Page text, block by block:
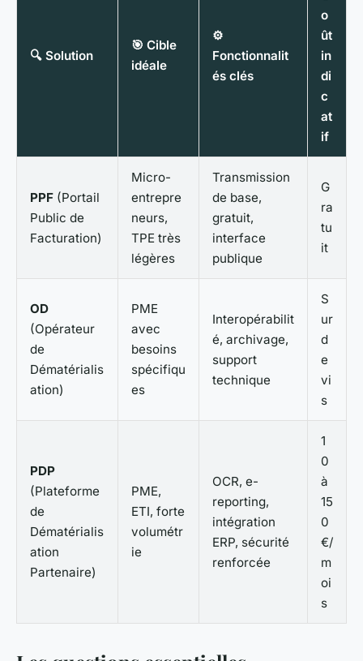
🔍 Solution
🎯 Cible
idéale
⚙️
Fonctionnalit
és clés
o
ût
in
di
c
at
if
PPF (Portail
Public de
Facturation)
Micro-
entrepre
neurs,
TPE très
légères
Transmission
de base,
gratuit,
interface
publique
G
ra
tu
it
OD
(Opérateur
de
Dématérialis
ation)
PME
avec
besoins
spécifiqu
es
Interopérabilit
é, archivage,
support
technique
S
ur
d
e
vi
s
PDP
(Plateforme
de
Dématérialis
ation
Partenaire)
PME,
ETI, forte
volumétr
ie
OCR, e-
reporting,
intégration
ERP, sécurité
renforcée
1
0
à
15
0
€/
m
oi
s